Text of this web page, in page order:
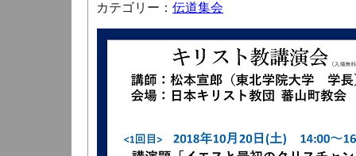
カテゴリー： 伝道集会